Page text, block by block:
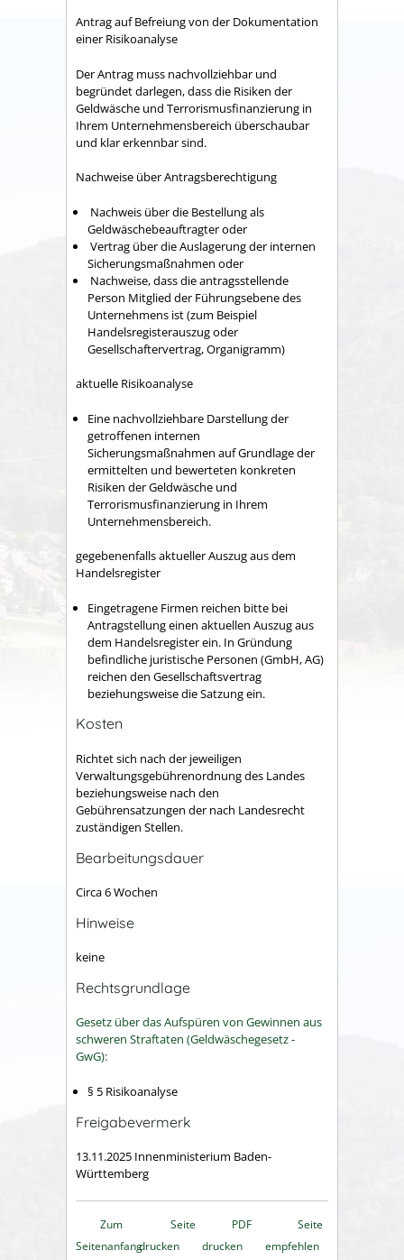
Antrag auf Befreiung von der Dokumentation
einer Risikoanalyse
Der Antrag muss nachvollziehbar und
begründet darlegen, dass die Risiken der
Geldwäsche und Terrorismusfinanzierung in
Ihrem Unternehmensbereich überschaubar
und klar erkennbar sind.
Nachweise über Antragsberechtigung
​ Nachweis über die Bestellung als
Geldwäschebeauftragter oder
​ Vertrag über die Auslagerung der internen
Sicherungsmaßnahmen oder
​ Nachweise, dass die antragsstellende
Person Mitglied der Führungsebene des
Unternehmens ist (zum Beispiel
Handelsregisterauszug oder
Gesellschaftervertrag, Organigramm)
aktuelle Risikoanalyse
Eine nachvollziehbare Darstellung der
getroffenen internen
Sicherungsmaßnahmen auf Grundlage der
ermittelten und bewerteten konkreten
Risiken der Geldwäsche und
Terrorismusfinanzierung in Ihrem
Unternehmensbereich.
gegebenenfalls aktueller Auszug aus dem
Handelsregister
Eingetragene Firmen reichen bitte bei
Antragstellung einen aktuellen Auszug aus
dem Handelsregister ein. In Gründung
befindliche juristische Personen (GmbH, AG)
reichen den Gesellschaftsvertrag
beziehungsweise die Satzung ein. ​
Kosten
Richtet sich nach der jeweiligen
Verwaltungsgebührenordnung des Landes
beziehungsweise nach den
Gebührensatzungen der nach Landesrecht
zuständigen Stellen.
Bearbeitungsdauer
Circa 6 Wochen
Hinweise
keine
Rechtsgrundlage
Gesetz über das Aufspüren von Gewinnen aus
schweren Straftaten (Geldwäschegesetz -
GwG):
§ 5 Risikoanalyse
Freigabevermerk
13.11.2025 Innenministerium Baden-
Württemberg
Zum
Seitenanfang
Seite
drucken
PDF
drucken
Seite
empfehlen